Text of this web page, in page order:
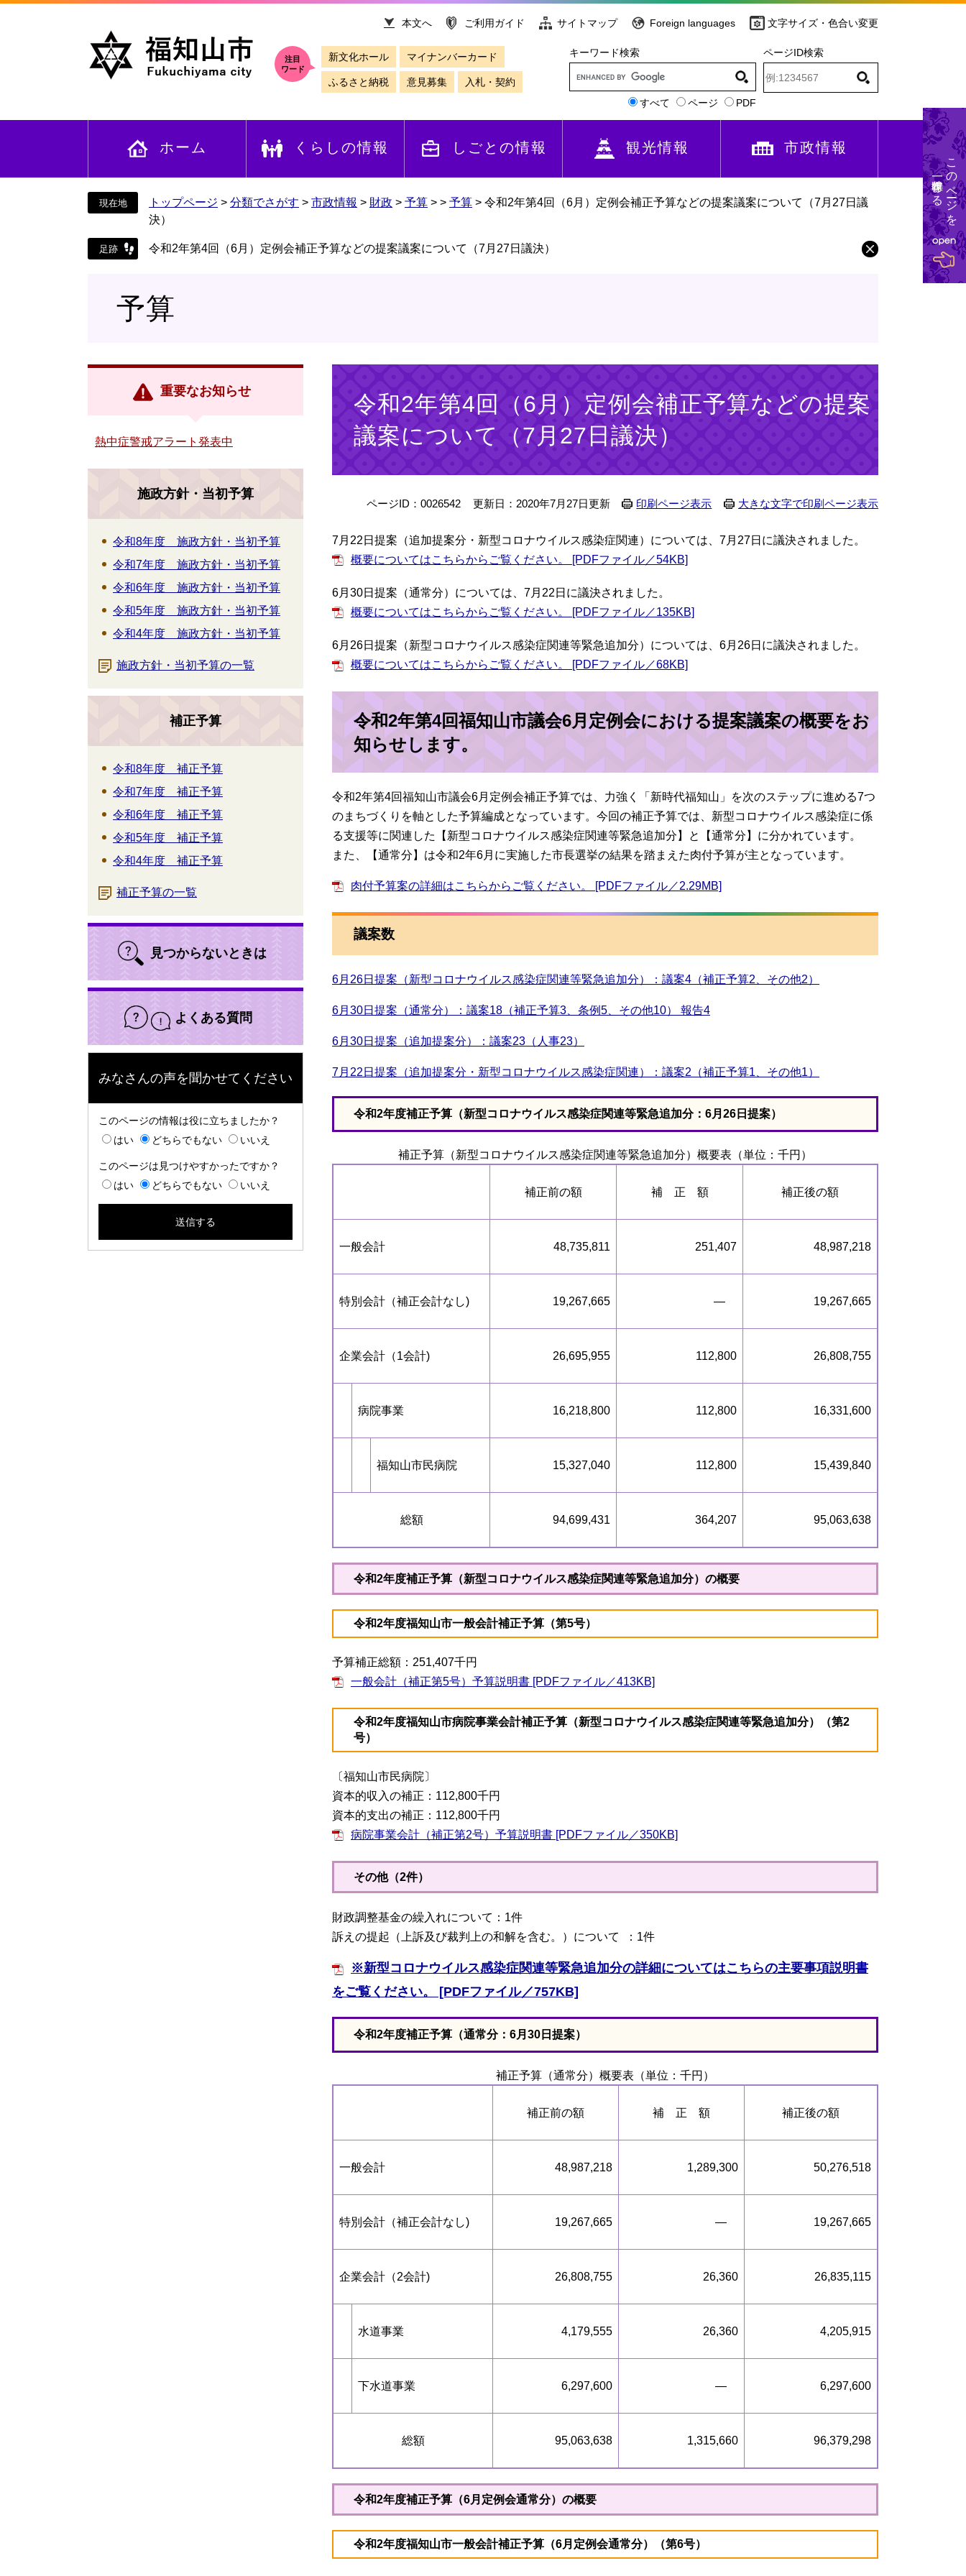
文
本文へ ご利用ガイド サイトマップ Foreign languages 文字サイズ・色合い変更
注目
ワード
新文化ホール マイナンバーカード
ふるさと納税 意見募集 入札・契約
キーワード検索
すべて ページ PDF
ページID検索
ホーム くらしの情報 しごとの情報 観光情報 市政情報
トップページ > 分類でさがす > 市政情報 > 財政 > 予算 > > 予算 > 令和2年第4回（6月）定例会補正予算などの提案議案について（7月27日議
決）
令和2年第4回（6月）定例会補正予算などの提案議案について（7月27日議決）
予算
令和2年第4回（6月）定例会補正予算などの提案
議案について（7月27日議決）
ページID：0026542 更新日：2020年7月27日更新 印刷ページ表示 大きな文字で印刷ページ表示
7月22日提案（追加提案分・新型コロナウイルス感染症関連）については、7月27日に議決されました。
概要についてはこちらからご覧ください。 [PDFファイル／54KB]
6月30日提案（通常分）については、7月22日に議決されました。
概要についてはこちらからご覧ください。 [PDFファイル／135KB]
6月26日提案（新型コロナウイルス感染症関連等緊急追加分）については、6月26日に議決されました。
概要についてはこちらからご覧ください。 [PDFファイル／68KB]
令和2年第4回福知山市議会6月定例会における提案議案の概要をお
知らせします。
令和2年第4回福知山市議会6月定例会補正予算では、力強く「新時代福知山」を次のステップに進める7つ
のまちづくりを軸とした予算編成となっています。今回の補正予算では、新型コロナウイルス感染症に係
る支援等に関連した【新型コロナウイルス感染症関連等緊急追加分】と【通常分】に分かれています。
また、【通常分】は令和2年6月に実施した市長選挙の結果を踏まえた肉付予算が主となっています。
肉付予算案の詳細はこちらからご覧ください。 [PDFファイル／2.29MB]
議案数
6月26日提案（新型コロナウイルス感染症関連等緊急追加分）：議案4（補正予算2、その他2）
6月30日提案（通常分）：議案18（補正予算3、条例5、その他10） 報告4
6月30日提案（追加提案分）：議案23（人事23）
7月22日提案（追加提案分・新型コロナウイルス感染症関連）：議案2（補正予算1、その他1）
令和2年度補正予算（新型コロナウイルス感染症関連等緊急追加分：6月26日提案）
補正予算（新型コロナウイルス感染症関連等緊急追加分）概要表（単位：千円）
補正前の額 補 正 額 補正後の額
一般会計 48,735,811 251,407 48,987,218
特別会計（補正会計なし) 19,267,665 ― 19,267,665
企業会計（1会計) 26,695,955 112,800 26,808,755
病院事業 16,218,800 112,800 16,331,600
福知山市民病院 15,327,040 112,800 15,439,840
総額 94,699,431 364,207 95,063,638
令和2年度補正予算（新型コロナウイルス感染症関連等緊急追加分）の概要
令和2年度福知山市一般会計補正予算（第5号）
予算補正総額：251,407千円
一般会計（補正第5号）予算説明書 [PDFファイル／413KB]
令和2年度福知山市病院事業会計補正予算（新型コロナウイルス感染症関連等緊急追加分）（第2
号）
〔福知山市民病院〕
資本的収入の補正：112,800千円
資本的支出の補正：112,800千円
病院事業会計（補正第2号）予算説明書 [PDFファイル／350KB]
その他（2件）
財政調整基金の繰入れについて：1件
訴えの提起（上訴及び裁判上の和解を含む。）について ：1件
※新型コロナウイルス感染症関連等緊急追加分の詳細についてはこちらの主要事項説明書
をご覧ください。 [PDFファイル／757KB]
令和2年度補正予算（通常分：6月30日提案）
補正予算（通常分）概要表（単位：千円）
補正前の額 補 正 額 補正後の額
一般会計 48,987,218 1,289,300 50,276,518
特別会計（補正会計なし) 19,267,665 ― 19,267,665
企業会計（2会計) 26,808,755 26,360 26,835,115
水道事業 4,179,555 26,360 4,205,915
下水道事業 6,297,600 ― 6,297,600
総額 95,063,638 1,315,660 96,379,298
令和2年度補正予算（6月定例会通常分）の概要
令和2年度福知山市一般会計補正予算（6月定例会通常分）（第6号）
重要なお知らせ
熱中症警戒アラート発表中
施政方針・当初予算
令和8年度 施政方針・当初予算
令和7年度 施政方針・当初予算
令和6年度 施政方針・当初予算
令和5年度 施政方針・当初予算
令和4年度 施政方針・当初予算
施政方針・当初予算の一覧
補正予算
令和8年度 補正予算
令和7年度 補正予算
令和6年度 補正予算
令和5年度 補正予算
令和4年度 補正予算
補正予算の一覧
見つからないときは
よくある質問
みなさんの声を聞かせてください
このページの情報は役に立ちましたか？
はい
どちらでもない いいえ
このページは見つけやすかったですか？
はい
どちらでもない いいえ
このページを
一時保存する